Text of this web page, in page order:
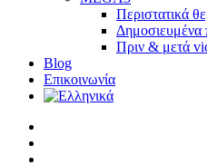
Περιστατικά
Δημοσιευμένα
Πριν & μετά
Blog
Επικοινωνία